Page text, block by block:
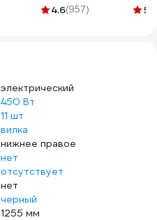
4.6(957)
5
электрический
450 Вт
11 шт
вилка
нижнее правое
нет
отсутствует
нет
черный
1255 мм